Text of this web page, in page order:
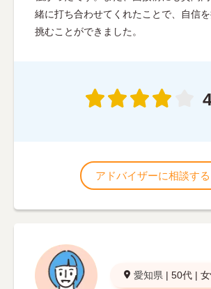
緒に打ち合わせてくれたことで、自信
挑むことができました。
アドバイザーに相談する
愛知県 | 50代 |